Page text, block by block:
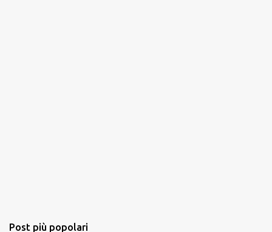
Post più popolari